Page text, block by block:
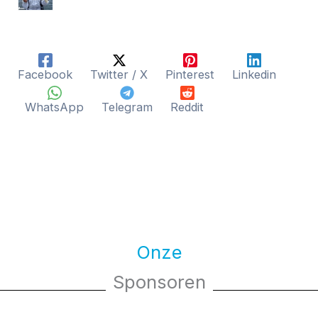
Facebook Twitter / X Pinterest Linkedin
WhatsApp Telegram Reddit
Onze
Sponsoren